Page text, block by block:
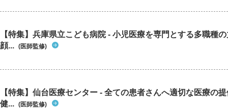
【特集】兵庫県立こども病院 - 小児医療を専門とする多職種
顔... (医師監修)
【特集】仙台医療センター - 全ての患者さんへ適切な医療の
健... (医師監修)